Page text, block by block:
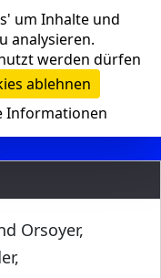
Orsoyer,
um Inhalte und
analysieren.
werden dürfen
ablehnen
Informationen